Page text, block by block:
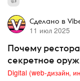
Сделано в
11 июл 2025
Почему
секретное